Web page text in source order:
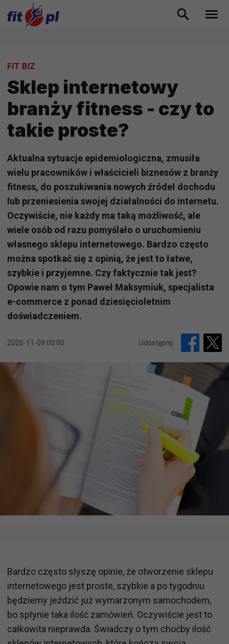
FIT BIZ
Sklep internetowy
branży fitness - czy to
takie proste?
Aktualna sytuacje epidemiologiczna, zmusiła
wielu pracowników i właścicieli biznesów z branży
fitness, do poszukiwania nowych źródeł dochodu
lub przeniesienia swojej działalności do internetu.
Oczywiście, nie każdy ma taką możliwość, ale
wiele osób od razu pomyślało o uruchomieniu
własnego sklepu internetowego. Bardzo często
można spotkać się z opinią, że jest to łatwe,
szybkie i przyjemne. Czy faktycznie tak jest?
Opowie nam o tym Paweł Maksymiuk, specjalista
e-commerce z ponad dziesięcioletnim
doświadczeniem.
2020-11-09 00:00 Udostępnij
Bardzo często słyszę opinie, że otworzenie sklepu
internetowego jest proste, szybkie a po tygodniu
będziemy jeździć już wymarzonym samochodem,
bo spłynie taka ilość zamówień. Oczywiście jest to
całkowita nieprawda. Świadczy o tym choćby ilość